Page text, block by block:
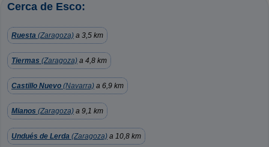
Cerca de Esco:
Ruesta (Zaragoza) a 3,5 km
Tiermas (Zaragoza) a 4,8 km
Castillo Nuevo (Navarra) a 6,9 km
Mianos (Zaragoza) a 9,1 km
Undués de Lerda (Zaragoza) a 10,8 km